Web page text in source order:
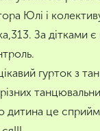
Юлі і
За дітками є
гурток з
дитина це